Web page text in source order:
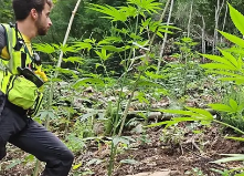
Attualità
Economia e lavoro
Italia Mondo